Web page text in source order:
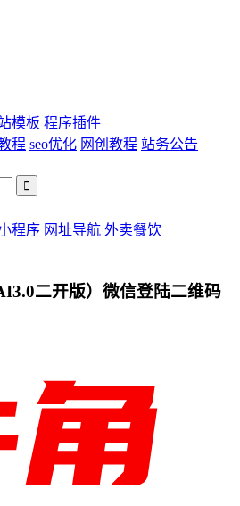
模板 程序插件
程 seo优化 网创教程 站务公告
程序 网址导航 外卖餐饮
二开版）微信登陆二维码